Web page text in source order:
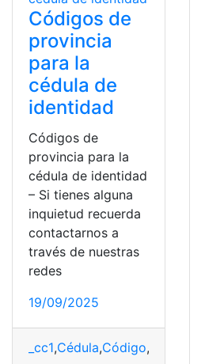
Códigos de
provincia
para la
cédula de
identidad
Códigos de
provincia para la
cédula de identidad
– Si tienes alguna
inquietud recuerda
contactarnos a
través de nuestras
redes
19/09/2025
_cc1,Cédula,Código,